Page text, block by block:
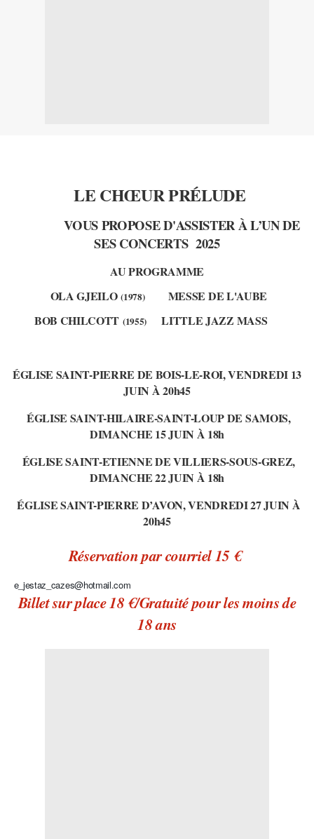
LE CHŒUR PRÉLUDE
VOUS PROPOSE D'ASSISTER À L’UN DE
SES CONCERTS 2025
AU PROGRAMME
OLA GJEILO (1978)MESSE DE L'AUBE
BOB CHILCOTT (1955)LITTLE JAZZ MASS
ÉGLISE SAINT-PIERRE DE BOIS-LE-ROI, VENDREDI 13
JUIN À 20h45
ÉGLISE SAINT-HILAIRE-SAINT-LOUP DE SAMOIS,
DIMANCHE 15 JUIN À 18h
ÉGLISE SAINT-ETIENNE DE VILLIERS-SOUS-GREZ,
DIMANCHE 22 JUIN À 18h
ÉGLISE SAINT-PIERRE D’AVON, VENDREDI 27 JUIN À
20h45
Réservation par courriel 15 €
e_jestaz_cazes@hotmail.com
Billet sur place 18 €/Gratuité pour les moins de
18 ans